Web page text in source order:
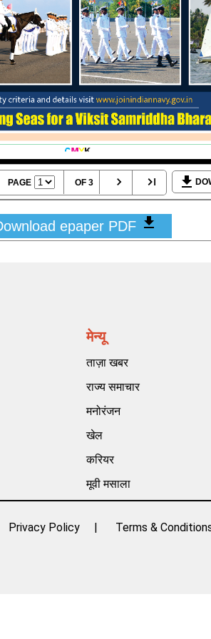
PAGE OF 3
epaper PDF
मेन्यू
ताज़ा खबर
राज्य समाचार
मनोरंजन
खेल
करियर
मूवी मसाला
Privacy Policy Terms &